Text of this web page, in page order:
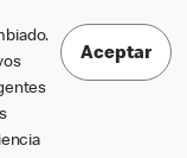
Aceptar